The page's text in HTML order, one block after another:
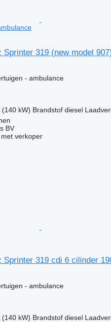
Sprinter 319 (new model
- ambulance
(140 kW) Brandstof diesel
BV
verkoper
Sprinter 319 cdi 6 cilinder
- ambulance
(140 kW) Brandstof diesel